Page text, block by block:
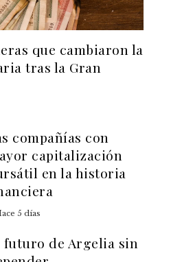
que cambiaron la
tras la Gran
compañías con
capitalización
en la historia
5 días
futuro de Argelia sin